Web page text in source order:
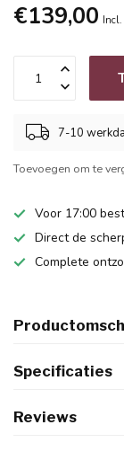
€139,00
7-10
Toevoegen om te
Voor 17:00
Direct de
Complete
Specificaties
Reviews